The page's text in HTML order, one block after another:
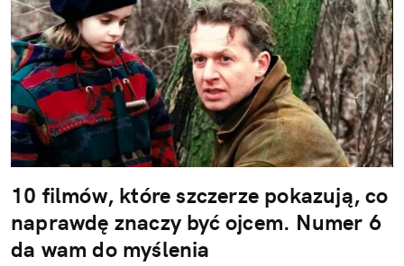
10 filmów, które szczerze pokazują, co
naprawdę znaczy być ojcem. Numer 6
da wam do myślenia